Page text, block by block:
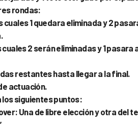
rondas:
1 quedara eliminada y 2
2 serán eliminadas y 1 pasara
restantes hasta llegar a la final.
actuación.
siguientes puntos:
Una de libre elección y otra del